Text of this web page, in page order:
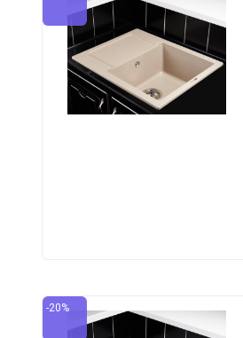
-20%